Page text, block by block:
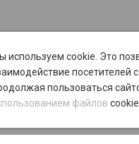
используем cookie. Это
посетителей
пользоваться
файлов cookie.